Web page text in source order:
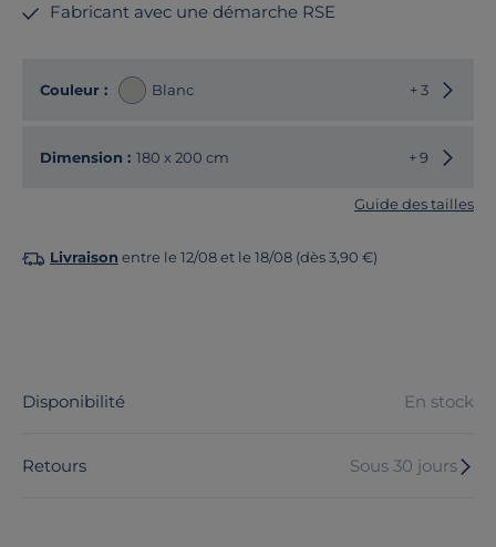
Fabricant avec une démarche RSE
Couleur : Blanc + 3
Dimension : 180 x 200 cm + 9
Guide des tailles
Livraison entre le 12/08 et le 18/08 (dès 3,90 €)
Disponibilité En stock
Retours Sous 30 jours